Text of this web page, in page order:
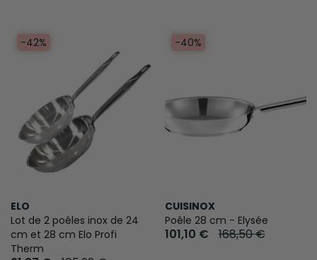
-42%
ELO
Lot de 2 poêles inox de 24
cm et 28 cm Elo Profi
Therm
-40%
CUISINOX
Poêle 28 cm - Elysée
101,10 € 168,50 €